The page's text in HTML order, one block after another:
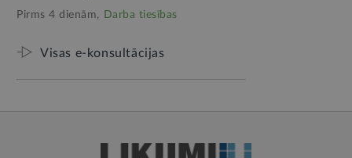
Pirms 4 dienām, Darba tiesības
Visas e-konsultācijas